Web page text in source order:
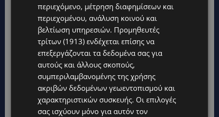
Topics
UPDATES
περιεχόμενο, μέτρηση διαφημίσεων και
περιεχομένου, ανάλυση κοινού και
βελτίωση υπηρεσιών. Προμηθευτές
τρίτων (1913) ενδέχεται επίσης να
επεξεργάζονται τα δεδομένα σας για
αυτούς και άλλους σκοπούς,
συμπεριλαμβανομένης της χρήσης
ακριβών δεδομένων γεωεντοπισμού και
χαρακτηριστικών συσκευής. Οι επιλογές
σας ισχύουν μόνο για αυτόν τον